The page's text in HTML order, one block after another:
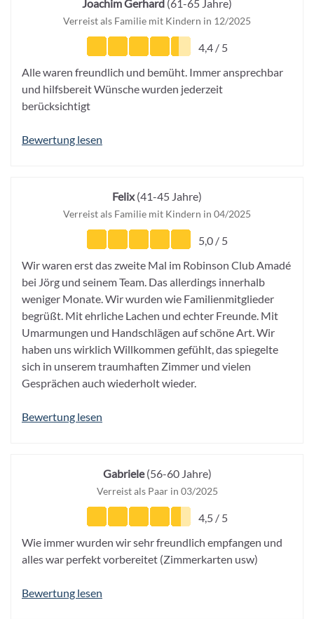
Joachim Gerhard (61-65 Jahre)
Verreist als Familie mit Kindern in 12/2025
4,4 / 5
Alle waren freundlich und bemüht. Immer ansprechbar
und hilfsbereit Wünsche wurden jederzeit
berücksichtigt
Bewertung lesen
Felix(41-45 Jahre)
Verreist als Familie mit Kindern in 04/2025
5,0 / 5
Wir waren erst das zweite Mal im Robinson Club Amadé
bei Jörg und seinem Team. Das allerdings innerhalb
weniger Monate. Wir wurden wie Familienmitglieder
begrüßt. Mit ehrliche Lachen und echter Freunde. Mit
Umarmungen und Handschlägen auf schöne Art. Wir
haben uns wirklich Willkommen gefühlt, das spiegelte
sich in unserem traumhaften Zimmer und vielen
Gesprächen auch wiederholt wieder.
Bewertung lesen
Gabriele(56-60 Jahre)
Verreist als Paar in 03/2025
4,5 / 5
Wie immer wurden wir sehr freundlich empfangen und
alles war perfekt vorbereitet (Zimmerkarten usw)
Bewertung lesen